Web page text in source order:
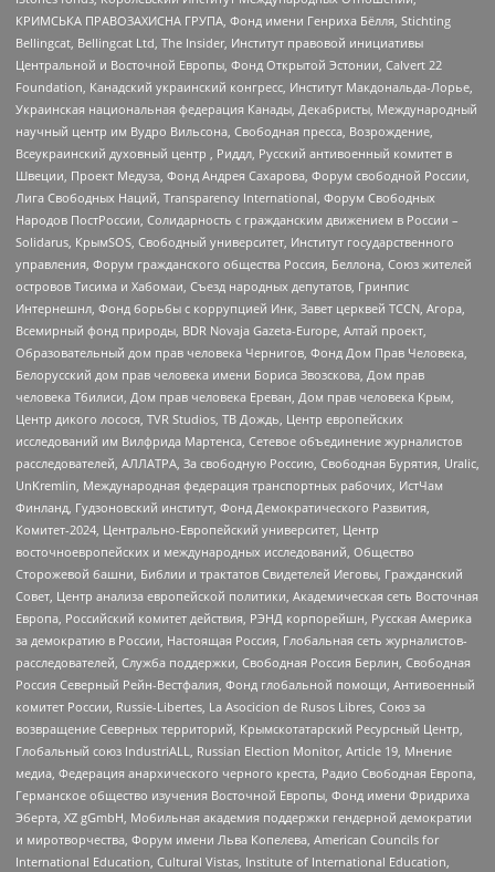
КРИМСЬКА ПРАВОЗАХИСНА ГРУПА, Фонд имени Генриха Бёлля, Stichting
Bellingcat, Bellingcat Ltd, The Insider, Институт правовой инициативы
Центральной и Восточной Европы, Фонд Открытой Эстонии, Calvert 22
Foundation, Канадский украинский конгресс, Институт Макдональда-Лорье,
Украинская национальная федерация Канады, Декабристы, Международный
научный центр им Вудро Вильсона, Свободная пресса, Возрождение,
Всеукраинский духовный центр , Риддл, Русский антивоенный комитет в
Швеции, Проект Медуза, Фонд Андрея Сахарова, Форум свободной России,
Лига Свободных Наций, Transparеncy International, Форум Свободных
Народов ПостРоссии, Солидарность с гражданским движением в России –
Solidarus, КрымSOS, Свободный университет, Институт государственного
управления, Форум гражданского общества Россия, Беллона, Союз жителей
островов Тисима и Хабомаи, Съезд народных депутатов, Гринпис
Интернешнл, Фонд борьбы с коррупцией Инк, Завет церквей TCCN, Агора,
Всемирный фонд природы, BDR Novaja Gazeta-Europe, Алтай проект,
Образовательный дом прав человека Чернигов, Фонд Дом Прав Человека,
Белорусский дом прав человека имени Бориса Звозскова, Дом прав
человека Тбилиси, Дом прав человека Ереван, Дом прав человека Крым,
Центр дикого лосося, TVR Studios, ТВ Дождь, Центр европейских
исследований им Вилфрида Мартенса, Сетевое объединение журналистов
расследователей, АЛЛАТРА, За свободную Россию, Свободная Бурятия, Uralic,
UnKremlin, Международная федерация транспортных рабочих, ИстЧам
Финланд, Гудзоновский институт, Фонд Демократического Развития,
Комитет-2024, Центрально-Европейский университет, Центр
восточноевропейских и международных исследований, Общество
Сторожевой башни, Библии и трактатов Свидетелей Иеговы, Гражданский
Совет, Центр анализа европейской политики, Академическая сеть Восточная
Европа, Российский комитет действия, РЭНД корпорейшн, Русская Америка
за демократию в России, Настоящая Россия, Глобальная сеть журналистов-
расследователей, Служба поддержки, Свободная Россия Берлин, Свободная
Россия Северный Рейн-Вестфалия, Фонд глобальной помощи, Антивоенный
комитет России, Russie-Libertes, La Asocicion de Rusos Libres, Союз за
возвращение Северных территорий, Крымскотатарский Ресурсный Центр,
Глобальный союз IndustriALL, Russian Election Monitor, Article 19, Мнение
медиа, Федерация анархического черного креста, Радио Свободная Европа,
Германское общество изучения Восточной Европы, Фонд имени Фридриха
Эберта, XZ gGmbH, Мобильная академия поддержки гендерной демократии
и миротворчества, Форум имени Льва Копелева, American Councils for
International Education, Cultural Vistas, Institute of International Education,